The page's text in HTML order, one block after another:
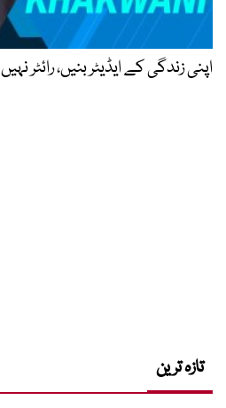
اپنی زندگی کے ایڈیٹر بنیں، رائٹر نہیں
تازہ ترین